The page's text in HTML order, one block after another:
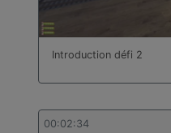
Introduction défi 2
00:02:34